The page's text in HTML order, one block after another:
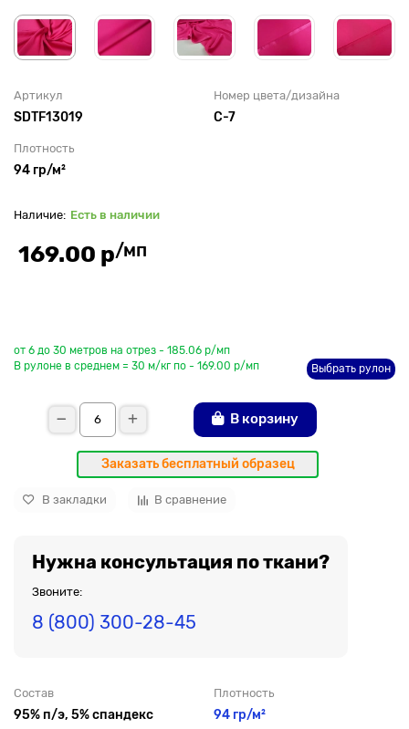
Артикул
SDTF13019
Номер цвета/дизайна
C-7
Плотность
94 гр/м²
Есть в наличии
169.00 р/мп
от 6 до 30 метров на отрез - 185.06 р/мп
В рулоне в среднем = 30 м/кг по - 169.00 р/мп
Выбрать рулон
В корзину
Заказать бесплатный образец
В закладки В сравнение
Нужна консультация по ткани?
Звоните:
8 (800) 300-28-45
Состав
95% п/э, 5% спандекс
Плотность
94 гр/м²